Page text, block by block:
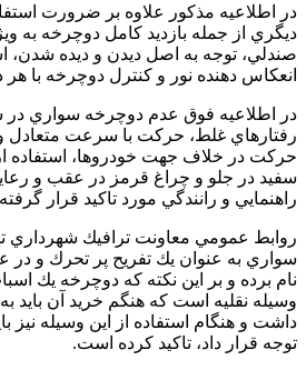
در اطلاعيه مذكور علاوه بر ضرورت
ديگري از جمله بازديد كامل دوچرخه به
صندلي، توجه به اصل ديدن و ديده شدن،
انعكاس دهنده نور و كنترل دوچرخه با
در اطلاعيه فوق عدم دوچرخه سواري در
رفتارهاي غلط، حركت با سرعت متعادل
حركت در خلاف جهت خودروها، استفاده
سفيد در جلو و چراغ قرمز در عقب و
راهنمايي و رانندگي مورد تاكيد قرار
روابط عمومي معاونت ترافيك شهرداري
سواري به عنوان يك تفريح پر تحرك و
نام برده و بر اين نكته كه دوچرخه يك
وسيله نقليه است كه هنگم خريد آن بايد
داشت و هنگام استفاده از اين وسيله نيز
توجه قرار داد، تاكيد كرده است.